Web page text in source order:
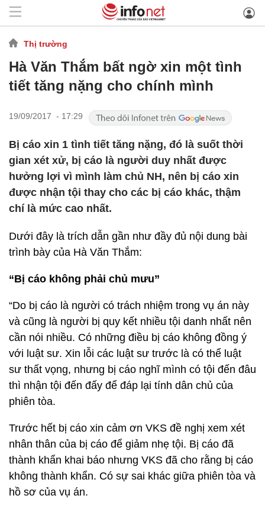
Thị trường
Hà Văn Thắm bất ngờ xin một tình
tiết tăng nặng cho chính mình
19/09/2017 - 17:29
Bị cáo xin 1 tình tiết tăng nặng, đó là suốt thời
gian xét xử, bị cáo là người duy nhất được
hưởng lợi vì mình làm chủ NH, nên bị cáo xin
được nhận tội thay cho các bị cáo khác, thậm
chí là mức cao nhất.
Dưới đây là trích dẫn gần như đầy đủ nội dung bài
trình bày của Hà Văn Thắm:
“Bị cáo không phải chủ mưu”
“Do bị cáo là người có trách nhiệm trong vụ án này
và cũng là người bị quy kết nhiều tội danh nhất nên
cần nói nhiều. Có những điều bị cáo không đồng ý
với luật sư. Xin lỗi các luật sư trước là có thể luật
sư thất vọng, nhưng bị cáo nghĩ mình có tội đến đâu
thì nhận tội đến đấy để đáp lại tính dân chủ của
phiên tòa.
Trước hết bị cáo xin cảm ơn VKS đề nghị xem xét
nhân thân của bị cáo để giảm nhẹ tội. Bị cáo đã
thành khẩn khai báo nhưng VKS đã cho rằng bị cáo
không thành khẩn. Có sự sai khác giữa phiên tòa và
hồ sơ của vụ án.